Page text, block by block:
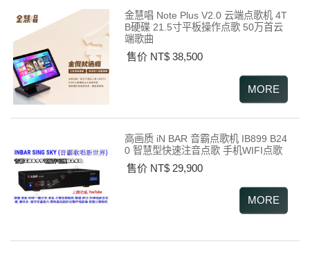
金慧唱 Note Plus V2.0 云端点歌机 4T
B硬碟 21.5寸平板操作点歌 50万首云
端歌曲
售价 NT$ 38,500
高画质 iN BAR 音霸点歌机 IB899 B24
0 智慧型快速注音点歌 手机WIFI点歌
售价 NT$ 29,900